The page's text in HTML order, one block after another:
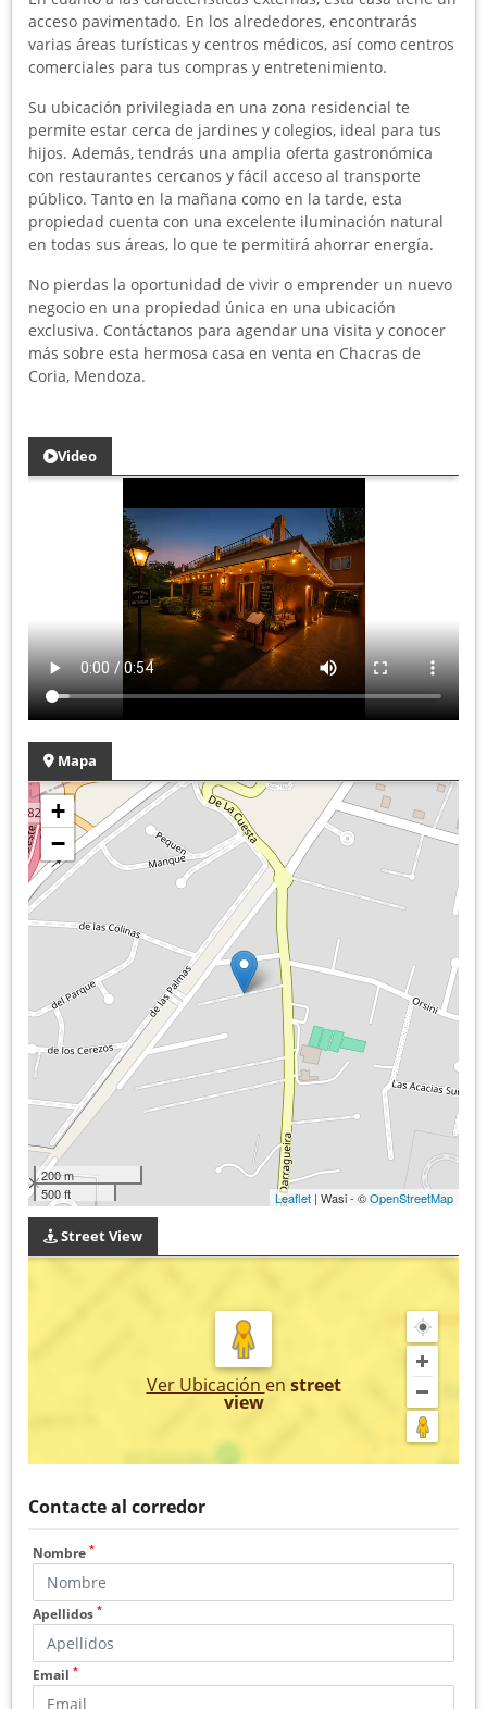
acceso pavimentado. En los alrededores, encontrarás
varias áreas turísticas y centros médicos, así como centros
comerciales para tus compras y entretenimiento.
Su ubicación privilegiada en una zona residencial te
permite estar cerca de jardines y colegios, ideal para tus
hijos. Además, tendrás una amplia oferta gastronómica
con restaurantes cercanos y fácil acceso al transporte
público. Tanto en la mañana como en la tarde, esta
propiedad cuenta con una excelente iluminación natural
en todas sus áreas, lo que te permitirá ahorrar energía.
No pierdas la oportunidad de vivir o emprender un nuevo
negocio en una propiedad única en una ubicación
exclusiva. Contáctanos para agendar una visita y conocer
más sobre esta hermosa casa en venta en Chacras de
Coria, Mendoza.
Video
Mapa
+
−
200 m
500 ft
Leaflet | Wasi - ©OpenStreetMap
Street View
Ver Ubicación en street
view
Contacte al corredor
Nombre *
Apellidos *
Email *